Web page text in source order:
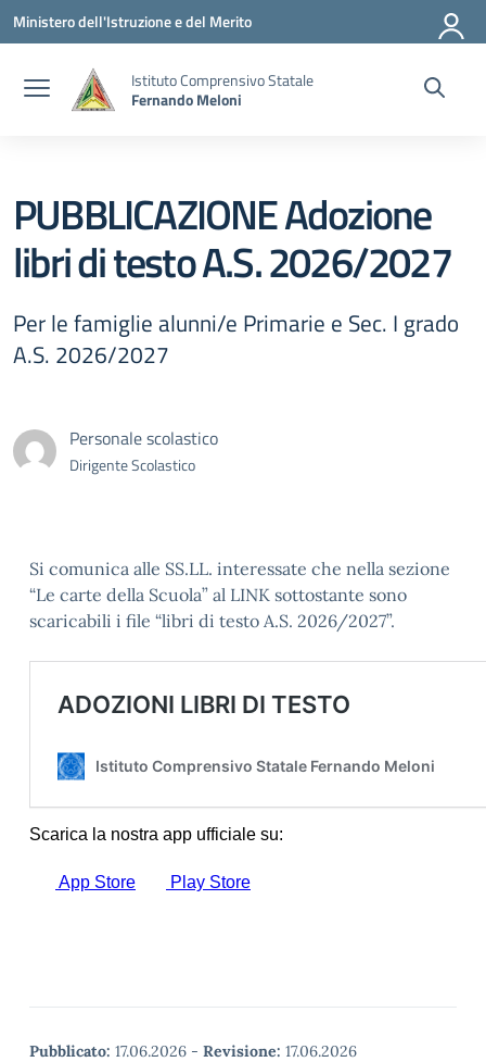
Vai ai contenuti
Vai al menu di navigazione
Vai al footer
Ministero dell'Istruzione e del Merito
Istituto Comprensivo Statale
Fernando Meloni
PUBBLICAZIONE Adozione
libri di testo A.S. 2026/2027
Per le famiglie alunni/e Primarie e Sec. I grado
A.S. 2026/2027
Personale scolastico
Dirigente Scolastico
Si comunica alle SS.LL. interessate che nella sezione
“Le carte della Scuola” al LINK sottostante sono
scaricabili i file “libri di testo A.S. 2026/2027”.
Pubblicato: 17.06.2026 - Revisione: 17.06.2026